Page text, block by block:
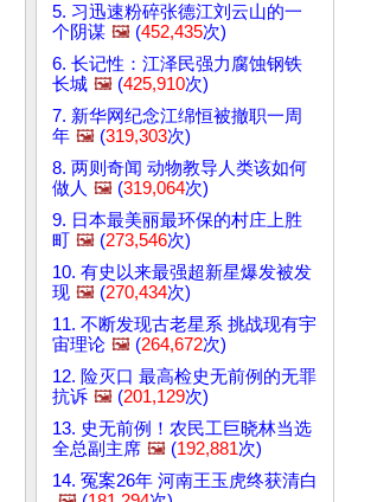
5. 习迅速粉碎张德江刘云山的一
个阴谋 🖼️ (452,435次)
6. 长记性：江泽民强力腐蚀钢铁
长城 🖼️ (425,910次)
7. 新华网纪念江绵恒被撤职一周
年 🖼️ (319,303次)
8. 两则奇闻 动物教导人类该如何
做人 🖼️ (319,064次)
9. 日本最美丽最环保的村庄上胜
町 🖼️ (273,546次)
10. 有史以来最强超新星爆发被发
现 🖼️ (270,434次)
11. 不断发现古老星系 挑战现有宇
宙理论 🖼️ (264,672次)
12. 险灭口 最高检史无前例的无罪
抗诉 🖼️ (201,129次)
13. 史无前例！农民工巨晓林当选
全总副主席 🖼️ (192,881次)
14. 冤案26年 河南王玉虎终获清白